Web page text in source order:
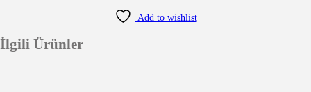
Add to wishlist
İlgili Ürünler